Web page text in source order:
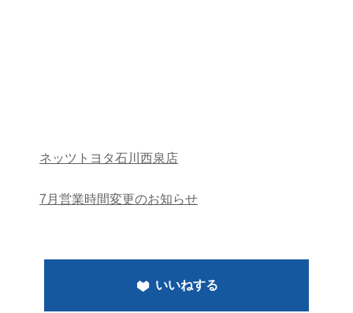
ネッツトヨタ石川西泉店
7月営業時間変更のお知らせ
いいねする